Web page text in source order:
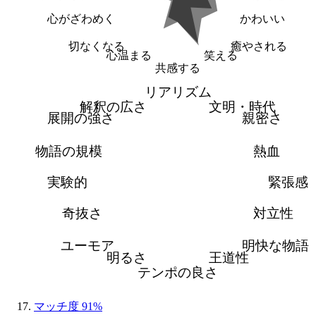
かわいい
癒やされる
笑える
共感する
心温まる
切なくなる
心がざわめく
リアリズム
文明・時代
親密さ
熱血
緊張感
対立性
明快な物語
王道性
テンポの良さ
明るさ
ユーモア
奇抜さ
実験的
物語の規模
展開の強さ
解釈の広さ
マッチ度 91%